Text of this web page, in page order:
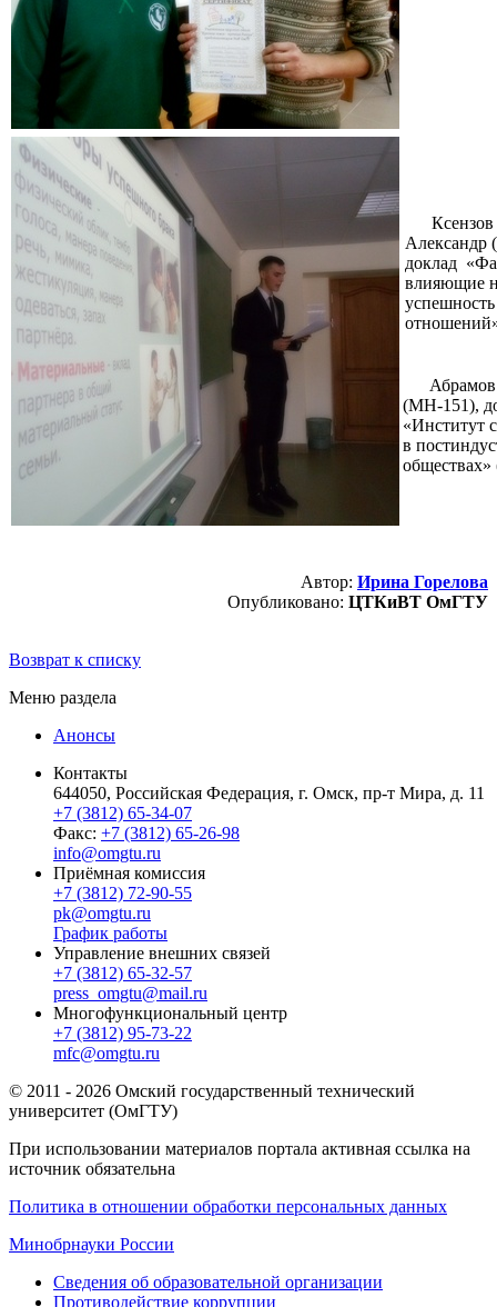
Ксензов
доклад
влияющие
(МН-151),
«Институт
в
обществах»
Автор: Ирина Горелова
Опубликовано: ЦТКиВТ ОмГТУ
Возврат к списку
Меню раздела
Анонсы
Контакты
644050, Российская Федерация, г. Омск, пр-т Мира, д. 11
+7 (3812) 65-34-07
Факс: +7 (3812) 65-26-98
info@omgtu.ru
Приёмная комиссия
+7 (3812) 72-90-55
pk@omgtu.ru
График работы
Управление внешних связей
+7 (3812) 65-32-57
press_omgtu@mail.ru
Многофункциональный центр
+7 (3812) 95-73-22
mfc@omgtu.ru
© 2011 - 2026 Омский государственный технический
университет (ОмГТУ)
При использовании материалов портала активная ссылка на
источник обязательна
Политика в отношении обработки персональных данных
Минобрнауки России
Сведения об образовательной организации
Противодействие коррупции